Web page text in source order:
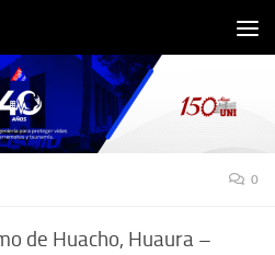
0
de Huacho, Huaura –